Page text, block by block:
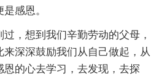
感恩。
，想到我们辛勤劳动的父母，
深深鼓励我们从自己做起，从
的心去学习，去发现，去探